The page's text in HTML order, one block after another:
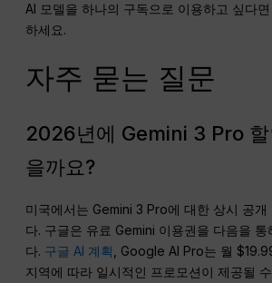
AI 모델을 하나의 구독으로 이용하고 싶다
하세요.
자주 묻는 질문
2026년에 Gemini 3 Pro 할
을까요?
미국에서는 Gemini 3 Pro에 대한 상시 공개
다. 구글은 유료 Gemini 이용권을 다음을 통
다. 구글 AI 계획
, Google AI Pro는 월
지역에 따라 일시적인 프로모션이 제공될